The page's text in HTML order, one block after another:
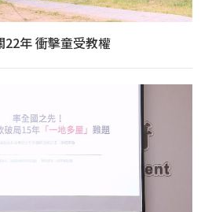
22年 衝擊童受教權